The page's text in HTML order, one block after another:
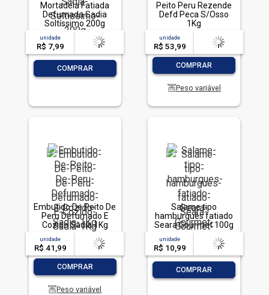
Mortadela Fatiada
Defumada Sadia
Soltíssimo 200g
unidade
R$ 7,99
acima de
-- --,--un.
COMPRAR
Peito Peru Rezende
Defd Peca S/Osso
1Kg
unidade
R$ 53,99
acima de
-- --,--un.
COMPRAR
Peso variável
Embutido De Peito De
Peru Defumado E
Cozido Sadia 1Kg
unidade
R$ 41,99
acima de
-- --,--un.
COMPRAR
Peso variável
Salame tipo
hamburguês fatiado
Seara Gourmet 100g
unidade
R$ 10,99
acima de
-- --,--un.
COMPRAR